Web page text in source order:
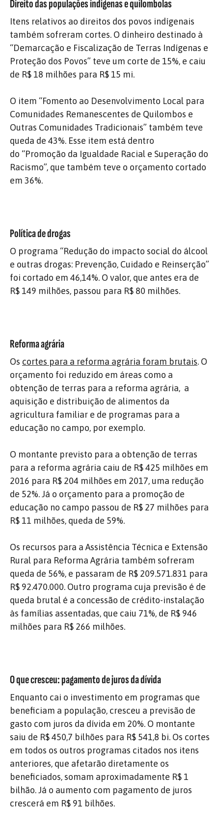
Direito das populações indígenas e quilombolas
Itens relativos ao direitos dos povos indígenais
também sofreram cortes. O dinheiro destinado à
“Demarcação e Fiscalização de Terras Indígenas e
Proteção dos Povos” teve um corte de 15%, e caiu
de R$ 18 milhões para R$ 15 mi.
O item “Fomento ao Desenvolvimento Local para
Comunidades Remanescentes de Quilombos e
Outras Comunidades Tradicionais” também teve
queda de 43%. Esse item está dentro
do “Promoção da Igualdade Racial e Superação do
Racismo”, que também teve o orçamento cortado
em 36%.
Política de drogas
O programa “Redução do impacto social do álcool
e outras drogas: Prevenção, Cuidado e Reinserção”
foi cortado em 46,14%. O valor, que antes era de
R$ 149 milhões, passou para R$ 80 milhões.
Reforma agrária
Os cortes para a reforma agrária foram brutais. O
orçamento foi reduzido em áreas como a
obtenção de terras para a reforma agrária, a
aquisição e distribuição de alimentos da
agricultura familiar e de programas para a
educação no campo, por exemplo.
O montante previsto para a obtenção de terras
para a reforma agrária caiu de R$ 425 milhões em
2016 para R$ 204 milhões em 2017, uma redução
de 52%. Já o orçamento para a promoção de
educação no campo passou de R$ 27 milhões para
R$ 11 milhões, queda de 59%.
Os recursos para a Assistência Técnica e Extensão
Rural para Reforma Agrária também sofreram
queda de 56%, e passaram de R$ 209.571.831 para
R$ 92.470.000. Outro programa cuja previsão é de
queda brutal é a concessão de crédito-instalação
às famílias assentadas, que caiu 71%, de R$ 946
milhões para R$ 266 milhões.
O que cresceu: pagamento de juros da dívida
Enquanto cai o investimento em programas que
beneficiam a população, cresceu a previsão de
gasto com juros da dívida em 20%. O montante
saiu de R$ 450,7 bilhões para R$ 541,8 bi. Os cortes
em todos os outros programas citados nos itens
anteriores, que afetarão diretamente os
beneficiados, somam aproximadamente R$ 1
bilhão. Já o aumento com pagamento de juros
crescerá em R$ 91 bilhões.